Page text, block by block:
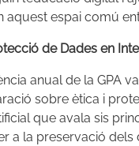
aquest espai comú
de Dades en
anual de la GPA
sobre ètica i
que avala sis
a la preservació dels